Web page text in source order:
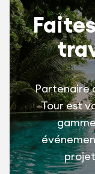
Partenaire
Tour est